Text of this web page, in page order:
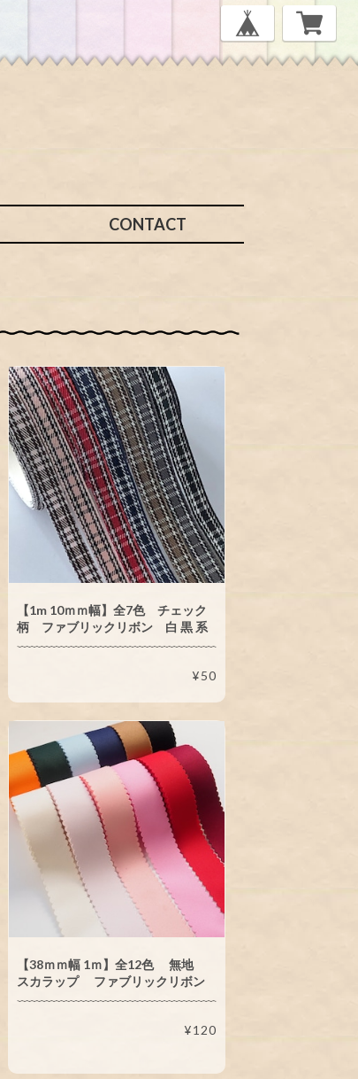
CONTACT
【1m 10ｍｍ幅】全7色 チェック
柄 ファブリックリボン 白 黒 系
¥50
【38ｍｍ幅 1ｍ】全12色 無地
スカラップ ファブリックリボン
¥120